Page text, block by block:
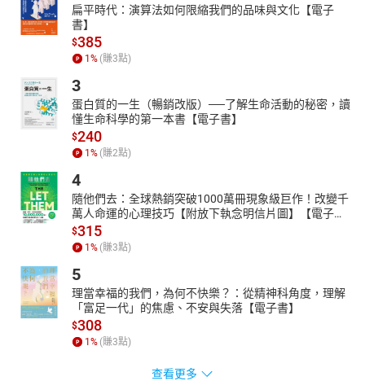
扁平時代：演算法如何限縮我們的品味與文化【電子
書】
$385
1 % (賺3點)
3
蛋白質的一生（暢銷改版）──了解生命活動的秘密，讀
懂生命科學的第一本書【電子書】
$240
1 % (賺2點)
4
隨他們去：全球熱銷突破1000萬冊現象級巨作！改變千
萬人命運的心理技巧【附放下執念明信片圖】【電子
書】
$315
1 % (賺3點)
5
理當幸福的我們，為何不快樂？：從精神科角度，理解
「富足一代」的焦慮、不安與失落【電子書】
$308
1 % (賺3點)
查看更多